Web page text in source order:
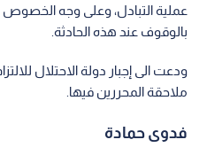
عملية التبادل، وعلى وجه
بالوقوف عند هذه الحادثة.
ودعت الى إجبار دولة الاحتلال
ملاحقة المحررين فيها.
فدوى حمادة